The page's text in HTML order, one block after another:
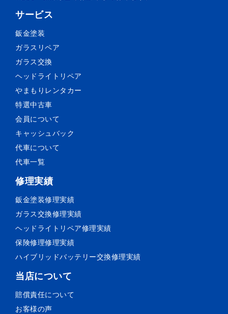
サービス
鈑金塗装
ガラスリペア
ガラス交換
ヘッドライトリペア
やまもりレンタカー
特選中古車
会員について
キャッシュバック
代車について
代車一覧
修理実績
鈑金塗装修理実績
ガラス交換修理実績
ヘッドライトリペア修理実績
保険修理修理実績
ハイブリッドバッテリー交換修理実績
当店について
賠償責任について
お客様の声